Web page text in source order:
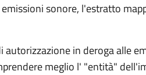
sonore, l'estratto
in deroga alle
meglio l' "entità"